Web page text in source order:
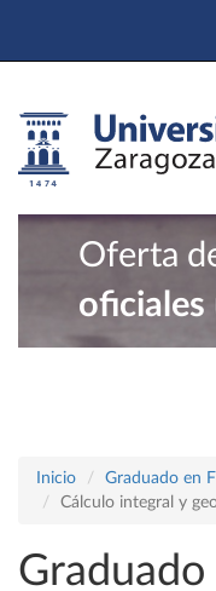
Oferta
oficiales
Inicio Graduado en
Cálculo integral y
Graduado